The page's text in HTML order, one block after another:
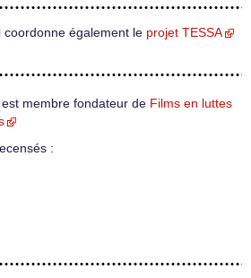
coordonne également le projet TESSA
est membre fondateur de Films en luttes
: